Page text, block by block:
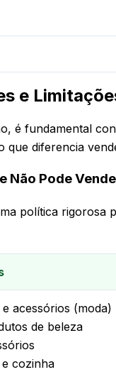
e
é fundamental
que diferencia
Não Pode
política rigorosa
acessórios (moda)
de beleza
cozinha